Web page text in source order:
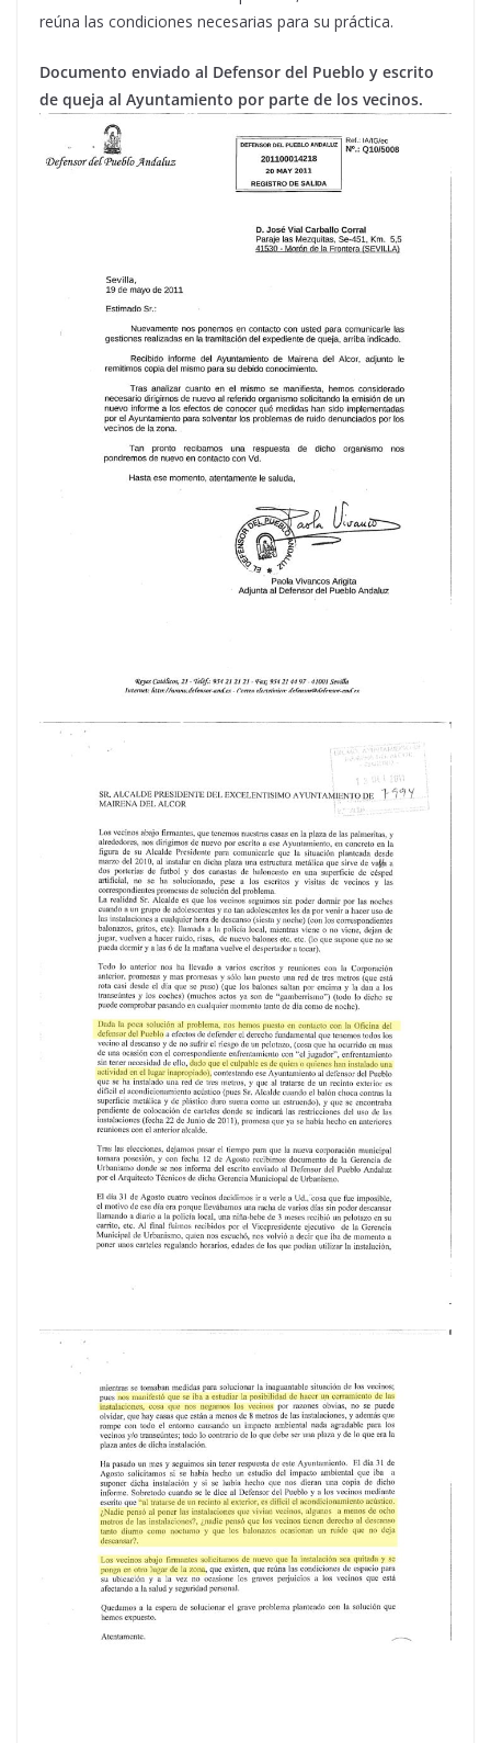
reúna las condiciones necesarias para su práctica.
Documento enviado al Defensor del Pueblo y escrito
de queja al Ayuntamiento por parte de los vecinos.